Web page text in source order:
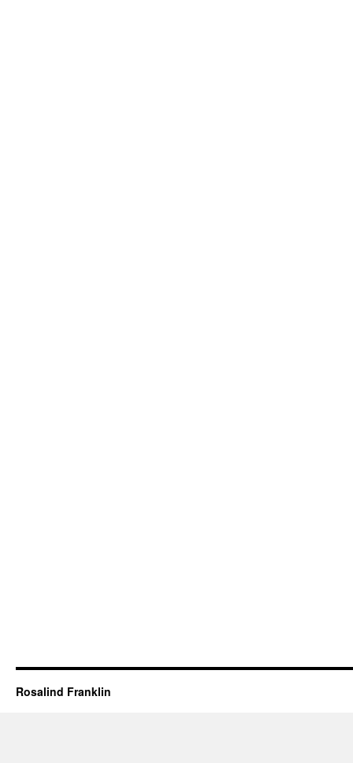
Rosalind Franklin